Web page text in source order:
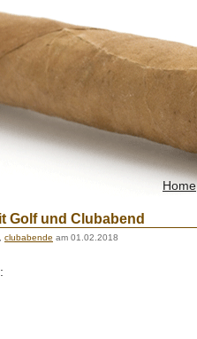
Home
Golf und Clubabend
clubabende am 01.02.2018